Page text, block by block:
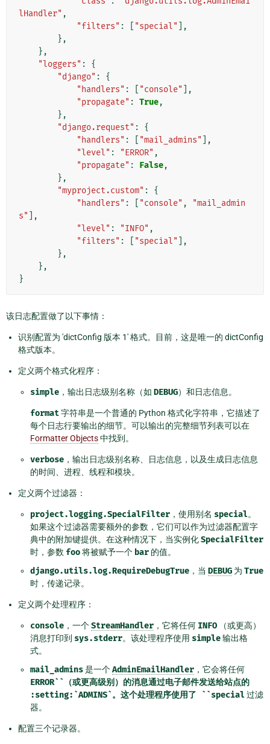
lHandler" ,
"filters" : "special"
],
},
},
"loggers" :
{
"django" :
{
"handlers" : "console"
],
"propagate" : True,
},
"django.request" :
{
"handlers" : "mail_admins"
],
"level" : "ERROR" ,
"propagate" : False,
},
"myproject.custom" :
{
"handlers" : "console" ,
"mail_admin
s"
],
"level" : "INFO" ,
"filters" : "special"
],
},
},
}
该日志配置做了以下事情：
识别配置为 'dictConfig 版本 1' 格式。目前，这是唯一的 dictConfig
格式版本。
定义两个格式化程序：
simple ，输出日志级别名称（如 DEBUG）和日志信息。
format字符串是一个普通的 Python 格式化字符串，它描述了
每个日志行要输出的细节。可以输出的完整细节列表可以在
Formatter Objects中找到。
verbose ，输出日志级别名称、日志信息，以及生成日志信息
的时间、进程、线程和模块。
定义两个过滤器：
project.logging.SpecialFilter ，使用别名 special。
如果这个过滤器需要额外的参数，它们可以作为过滤器配置字
典中的附加键提供。在这种情况下，当实例化SpecialFilter
时，参数 foo将被赋予一个 bar 的值。
django.utils.log.RequireDebugTrue ，当 DEBUG 为 True
时，传递记录。
定义两个处理程序：
console ，一个StreamHandler ，它将任何 INFO （或更高）
消息打印到 sys.stderr。该处理程序使用 simple输出格
式。
mail_admins是一个AdminEmailHandler ，它会将任何
ERROR``（或更高级别）的消息通过电子邮件发送给站点的
:setting:`ADMINS`。这个处理程序使用了
``special过滤
器。
配置三个记录器。